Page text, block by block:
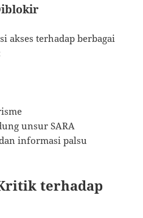
akses terhadap berbagai
unsur SARA
informasi palsu
terhadap